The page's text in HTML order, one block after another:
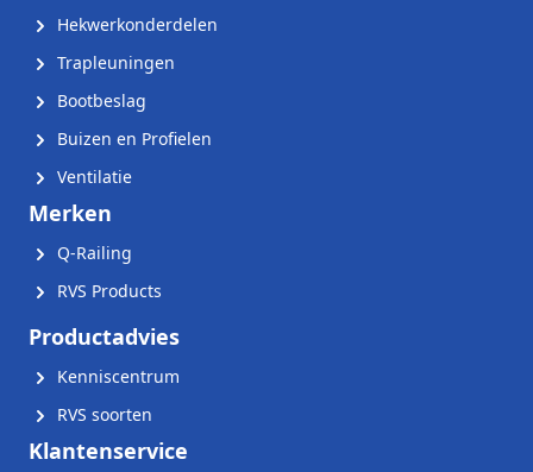
Hekwerkonderdelen
Trapleuningen
Bootbeslag
Buizen en Profielen
Ventilatie
Merken
Q-Railing
RVS Products
Productadvies
Kenniscentrum
RVS soorten
Klantenservice